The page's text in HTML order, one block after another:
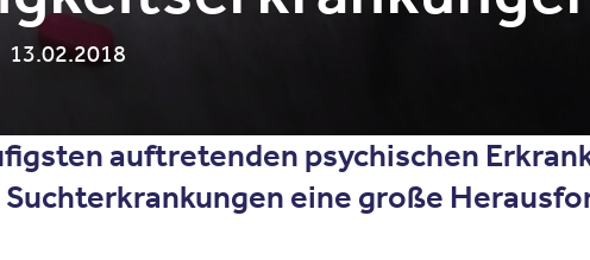
13.02.2018
auftretenden psychischen
eine große